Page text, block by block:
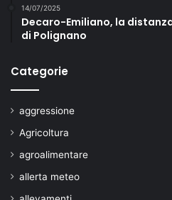
14/07/2025
Decaro-Emiliano, la
di Polignano
Categorie
aggressione
Agricoltura
agroalimentare
allerta meteo